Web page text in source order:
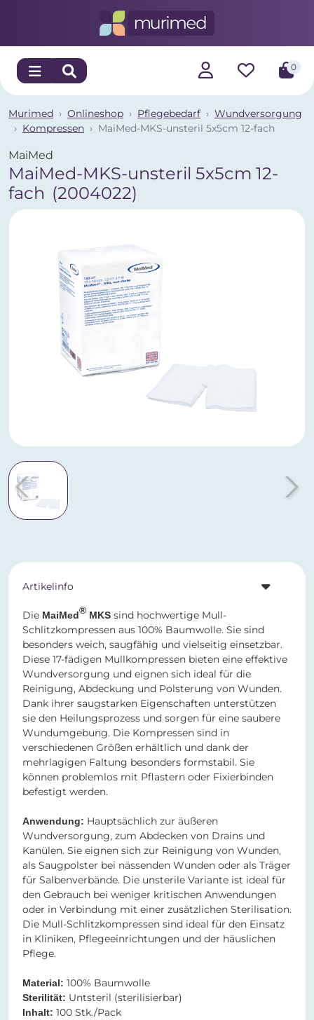
0
Murimed Onlineshop Pflegebedarf
Wundversorgung
Kompressen
MaiMed-MKS-unsteril 5x5cm 12-fach
MaiMed
MaiMed-MKS-unsteril 5x5cm 12-
fach (2004022)
Artikelinfo
Die MaiMed® MKS sind hochwertige Mull-
Schlitzkompressen aus 100% Baumwolle. Sie sind
besonders weich, saugfähig und vielseitig einsetzbar.
Diese 17-fädigen Mullkompressen bieten eine effektive
Wundversorgung und eignen sich ideal für die
Reinigung, Abdeckung und Polsterung von Wunden.
Dank ihrer saugstarken Eigenschaften unterstützen
sie den Heilungsprozess und sorgen für eine saubere
Wundumgebung. Die Kompressen sind in
verschiedenen Größen erhältlich und dank der
mehrlagigen Faltung besonders formstabil. Sie
können problemlos mit Pflastern oder Fixierbinden
befestigt werden.
Anwendung: Hauptsächlich zur äußeren
Wundversorgung, zum Abdecken von Drains und
Kanülen. Sie eignen sich zur Reinigung von Wunden,
als Saugpolster bei nässenden Wunden oder als Träger
für Salbenverbände. Die unsterile Variante ist ideal für
den Gebrauch bei weniger kritischen Anwendungen
oder in Verbindung mit einer zusätzlichen Sterilisation.
Die Mull-Schlitzkompressen sind ideal für den Einsatz
in Kliniken, Pflegeeinrichtungen und der häuslichen
Pflege.
Material: 100% Baumwolle
Sterilität: Untsteril (sterilisierbar)
Inhalt: 100 Stk./Pack